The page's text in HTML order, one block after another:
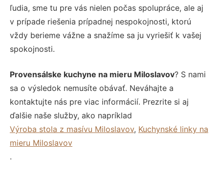
ľudia, sme tu pre vás nielen počas spolupráce, ale aj
v prípade riešenia prípadnej nespokojnosti, ktorú
vždy berieme vážne a snažíme sa ju vyriešiť k vašej
spokojnosti.
Provensálske kuchyne na mieru Miloslavov? S nami
sa o výsledok nemusíte obávať. Neváhajte a
kontaktujte nás pre viac informácií. Prezrite si aj
ďalšie naše služby, ako napríklad
Výroba stola z masívu Miloslavov, Kuchynské linky na
mieru Miloslavov
.